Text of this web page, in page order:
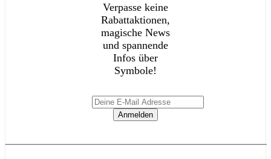
Verpasse keine
Rabattaktionen,
magische News
und spannende
Infos über
Symbole!
Anmelden